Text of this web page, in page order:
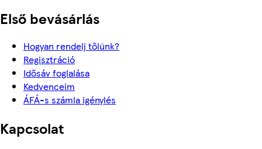
Első bevásárlás
Hogyan rendelj tőlünk?
Regisztráció
Idősáv foglalása
Kedvenceim
ÁFÁ-s számla igénylés
Kapcsolat